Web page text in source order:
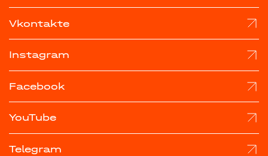
Vkontakte
Instagram
Facebook
YouTube
Telegram